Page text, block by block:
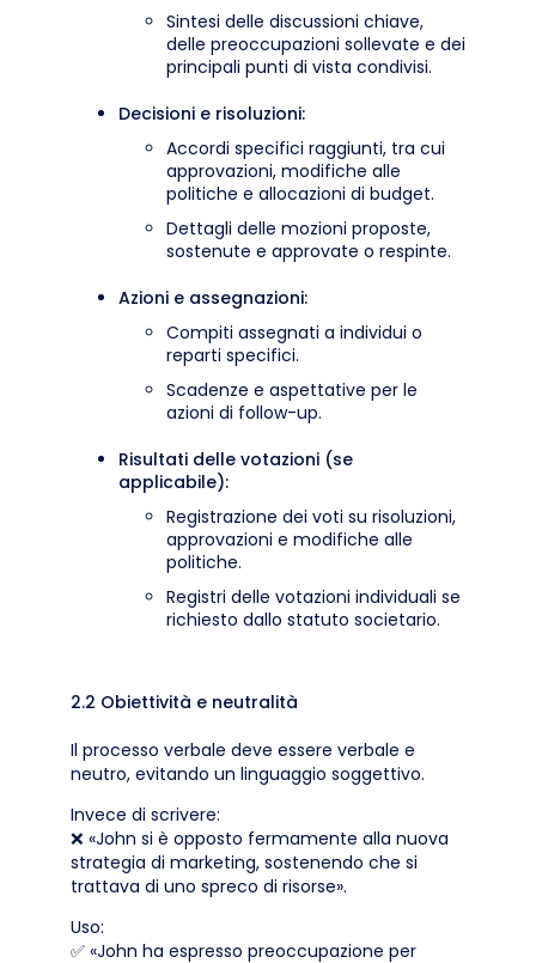
Sintesi delle discussioni chiave,
delle preoccupazioni sollevate e dei
principali punti di vista condivisi.
Decisioni e risoluzioni:
Accordi specifici raggiunti, tra cui
approvazioni, modifiche alle
politiche e allocazioni di budget.
Dettagli delle mozioni proposte,
sostenute e approvate o respinte.
Azioni e assegnazioni:
Compiti assegnati a individui o
reparti specifici.
Scadenze e aspettative per le
azioni di follow-up.
Risultati delle votazioni (se
applicabile):
Registrazione dei voti su risoluzioni,
approvazioni e modifiche alle
politiche.
Registri delle votazioni individuali se
richiesto dallo statuto societario.
2.2 Obiettività e neutralità
Il processo verbale deve essere verbale e
neutro, evitando un linguaggio soggettivo.
Invece di scrivere:
❌ «John si è opposto fermamente alla nuova
strategia di marketing, sostenendo che si
trattava di uno spreco di risorse».
Uso:
✅ «John ha espresso preoccupazione per